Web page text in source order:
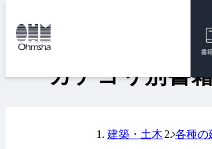
書
トップ
カテゴリ別書
建築・土木 各種の